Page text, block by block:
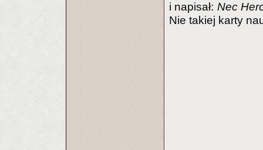
i napisał: Nec
Nie takiej karty